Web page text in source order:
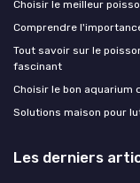
Choisir le meilleur
Comprendre
Tout savoir sur le
fascinant
Choisir le bon aquarium
Solutions maison pour
Les derniers